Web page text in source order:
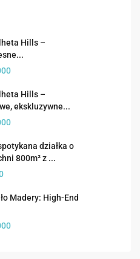
Hills –
Hills –
ekskluzywne...
działka o
800m² z ...
Madery: High-End